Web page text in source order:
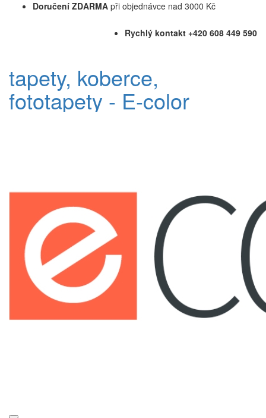
Doručení ZDARMA při objednávce nad 3000 Kč
Rychlý kontakt +420 608 449 590
tapety, koberce,
fototapety - E-color